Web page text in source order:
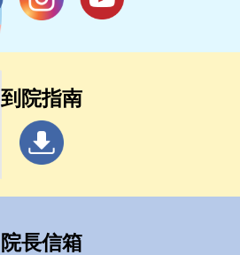
到院指南
院長信箱